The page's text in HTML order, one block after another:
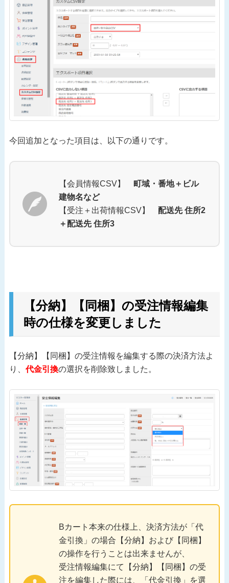
今回追加となった項目は、以下の通りです。
【会員情報CSV】 町域・番地＋ビル
建物名など
【受注＋出荷情報CSV】 配送先 住所2
＋配送先 住所3
【分納】【同梱】の受注情報編集
時の仕様を変更しました
【分納】【同梱】の受注情報を編集する際の決済方法よ
り、代金引換の選択を削除致しました。
Bカート本来の仕様上、決済方法が「代
金引換」の場合【分納】および【同梱】
の操作を行うことは出来ませんが、
受注情報編集にて【分納】【同梱】の受
注を編集した際には、「代金引換」を選